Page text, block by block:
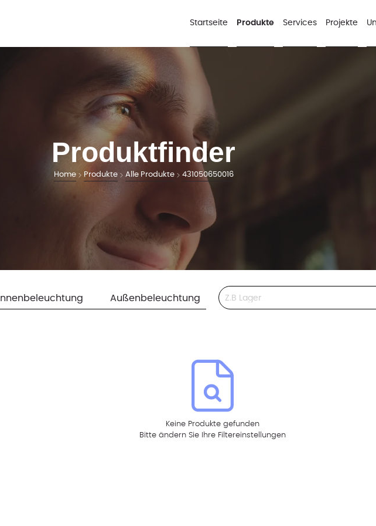
Startseite Produkte Services Projekte
Produktfinder
Home Produkte Alle Produkte 431050650016
Innenbeleuchtung Außenbeleuchtung
This is a search field with an auto-suggest
Keine Produkte gefunden
Bitte ändern Sie Ihre Filtereinstellungen